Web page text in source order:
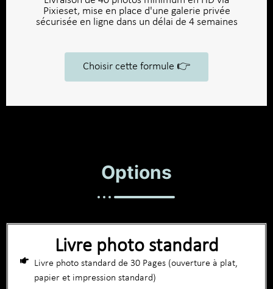
Pixieset, mise en place d'une galerie privée
sécurisée en ligne dans un délai de 4 semaines
Choisir cette formule 👉​
Options
Livre photo standard
Livre photo standard de 30 Pages (ouverture à plat,
papier et impression standard)